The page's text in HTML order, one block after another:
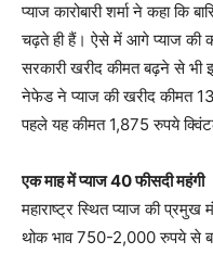
प्याज कारोबारी शर्मा ने कहा
चढ़ते ही हैं। ऐसे में आगे प्याज की
सरकारी खरीद कीमत बढ़ने से भी
नेफेड ने प्याज की खरीद कीमत
पहले यह कीमत 1,875 रुपये
एक माह में प्याज 40 फीसदी महंगी
महाराष्ट्र ​स्थित प्याज की
थोक भाव 750-2,000 रुपये से